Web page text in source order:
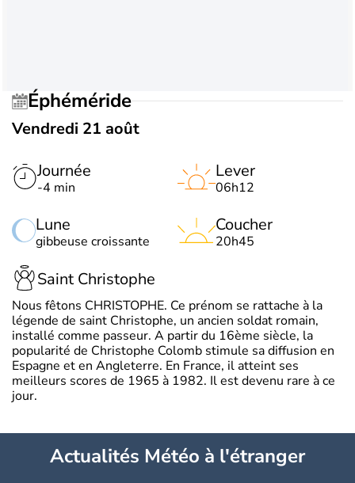
Éphéméride
Vendredi 21 août
Journée
-4 min
Lune
gibbeuse croissante
Lever
06h12
Coucher
20h45
Saint Christophe
Nous fêtons CHRISTOPHE. Ce prénom se rattache à la
légende de saint Christophe, un ancien soldat romain,
installé comme passeur. A partir du 16ème siècle, la
popularité de Christophe Colomb stimule sa diffusion en
Espagne et en Angleterre. En France, il atteint ses
meilleurs scores de 1965 à 1982. Il est devenu rare à ce
jour.
Actualités Météo à l'étranger